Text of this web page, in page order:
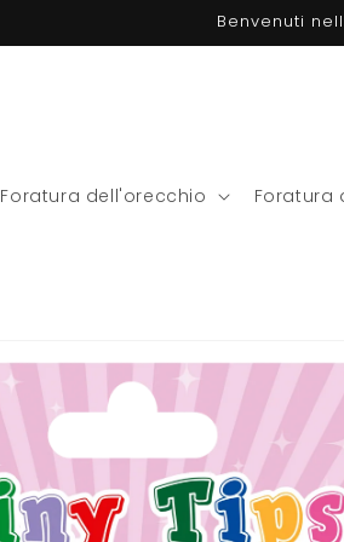
Benvenuti
Foratura dell'orecchio Foratura